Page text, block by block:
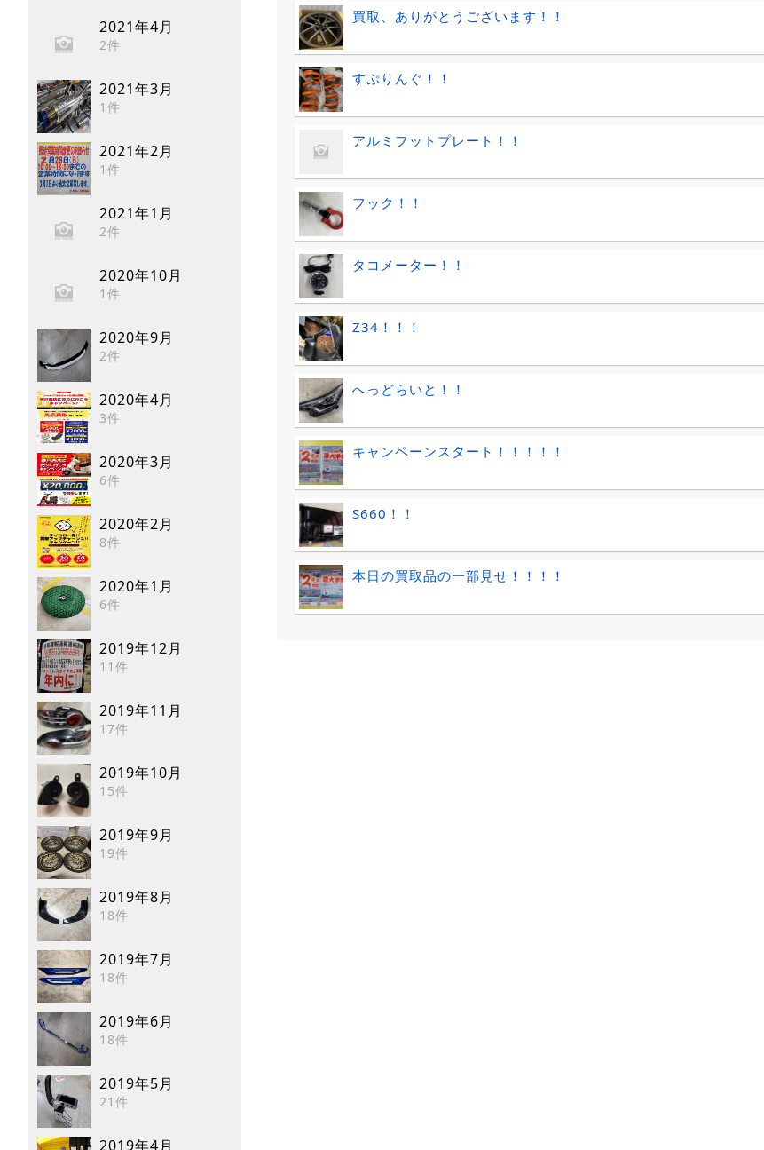
2021年4月
2件
2021年3月
1件
2021年2月
1件
2021年1月
2件
2020年10月
1件
2020年9月
2件
2020年4月
3件
2020年3月
6件
2020年2月
8件
2020年1月
6件
2019年12月
11件
2019年11月
17件
2019年10月
15件
2019年9月
19件
2019年8月
18件
2019年7月
18件
2019年6月
18件
2019年5月
21件
2019年4月
買取、ありがとうございます！！
すぷりんぐ！！
アルミフットプレート！！
フック！！
タコメーター！！
Z34！！！
へっどらいと！！
キャンペーンスタート！！！！！
S660！！
本日の買取品の一部見せ！！！！